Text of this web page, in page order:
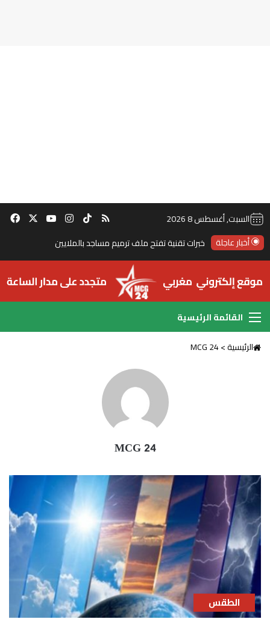
السبت, أغسطس 8 2026 ‫YouTubeانستقرام‫TikTok
ملخص الموقع RSS
أخبار عاجلة خبرات تقنية تفتح ملف ترميم مساجد بالملايين
القائمة
الرئيسية>
MCG 24
MCG 24
الطقس